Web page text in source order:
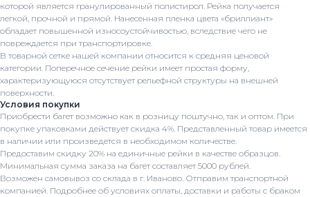
которой является гранулированный полистирол. Рейка получается
легкой, прочной и прямой. Нанесенная пленка цвета «бриллиант»
обладает повышенной износоустойчивостью, вследствие чего не
повреждается при транспортировке.
В товарной сетке нашей компании относится к средняя ценовой
категории. Поперечное сечение рейки имеет простая форму,
характеризующуюся отсутствует рельефной структуры на внешней
поверхности.
Условия покупки
Приобрести багет возможно как в розницу поштучно, так и оптом. При
покупке упаковками действует скидка 4%. Представленный товар имеется
в наличии или произведется в необходимом количестве.
Предоставим скидку 20% на единичные рейки в качестве образцов.
Минимальная сумма заказа на багет составляет 5000 рублей.
Возможен самовывоз со склада в г. Иваново. Отправим транспортной
компанией. Подробнее об условиях оплаты, доставки и работы с браком